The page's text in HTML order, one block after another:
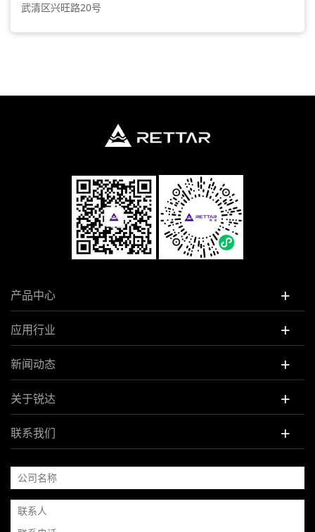
武清区兴旺路20号
产品中心 +
应用行业 +
新闻动态 +
关于锐达 +
联系我们 +